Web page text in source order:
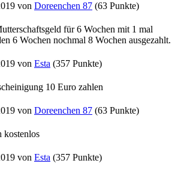
von Doreenchen 87 (63 Punkte)
für 6 Wochen mit 1 mal
6 Wochen nochmal 8 Wochen ausgezahlt.
von Esta (357 Punkte)
10 Euro zahlen
von Doreenchen 87 (63 Punkte)
kostenlos
von Esta (357 Punkte)